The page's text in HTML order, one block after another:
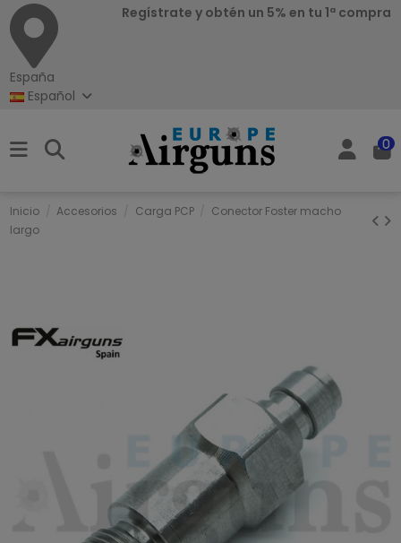
España
Regístrate y obtén un 5% en tu 1ª compra
Español
0
Inicio Accesorios Carga PCP
Conector Foster macho
largo